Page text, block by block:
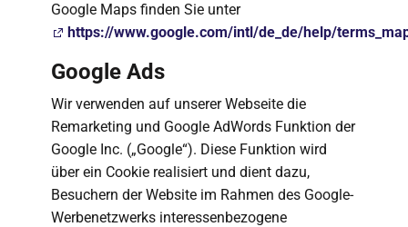
Google Maps finden Sie unter
https://www.google.com/intl/de_de/help/
Google Ads
Wir verwenden auf unserer Webseite die
Remarketing und Google AdWords Funktion der
Google Inc. („Google“). Diese Funktion wird
über ein Cookie realisiert und dient dazu,
Besuchern der Website im Rahmen des Google-
Werbenetzwerks interessenbezogene